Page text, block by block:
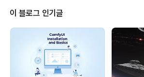
는 Zappos라는, 온라인으로 각종 신발을 판매하는 사이
트에서, 구매자의 위치와 상품을 실시간으로 보여주는 지
도입니다. 지도를 직접보시려면 여기로 들어가시면 됩니
다. 우측 위를 보시면 실시간으로 판매된 상품이 우측에서
좌측으로 밀려 나오고, 그 상품의 위치가 아래 지도에 표시
됨을 알 수 있습니다. 예전에 제가 올린 ..
이 블로그 인기글